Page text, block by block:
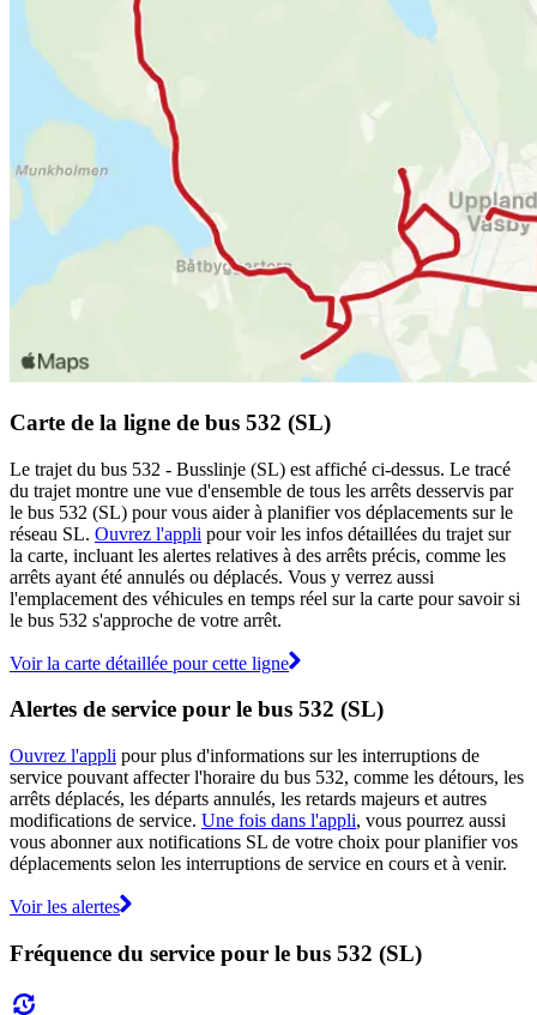
Carte de la ligne de bus 532 (SL)
Le trajet du bus 532 - Busslinje (SL) est affiché ci-dessus. Le tracé
du trajet montre une vue d'ensemble de tous les arrêts desservis par
le bus 532 (SL) pour vous aider à planifier vos déplacements sur le
réseau SL. Ouvrez l'appli pour voir les infos détaillées du trajet sur
la carte, incluant les alertes relatives à des arrêts précis, comme les
arrêts ayant été annulés ou déplacés. Vous y verrez aussi
l'emplacement des véhicules en temps réel sur la carte pour savoir si
le bus 532 s'approche de votre arrêt.
Voir la carte détaillée pour cette ligne
Alertes de service pour le bus 532 (SL)
Ouvrez l'appli pour plus d'informations sur les interruptions de
service pouvant affecter l'horaire du bus 532, comme les détours, les
arrêts déplacés, les départs annulés, les retards majeurs et autres
modifications de service. Une fois dans l'appli, vous pourrez aussi
vous abonner aux notifications SL de votre choix pour planifier vos
déplacements selon les interruptions de service en cours et à venir.
Voir les alertes
Fréquence du service pour le bus 532 (SL)